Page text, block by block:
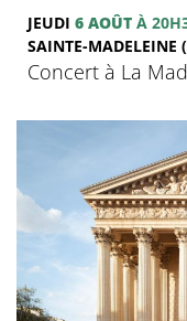
JEUDI 6 AOÛT À
SAINTE-MADELEINE
Concert à La